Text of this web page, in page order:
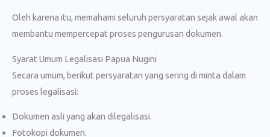
Oleh karena itu, memahami seluruh persyaratan sejak awal akan
membantu mempercepat proses pengurusan dokumen.
Syarat Umum Legalisasi Papua Nugini
Secara umum, berikut persyaratan yang sering di minta dalam
proses legalisasi:
Dokumen asli yang akan dilegalisasi.
Fotokopi dokumen.